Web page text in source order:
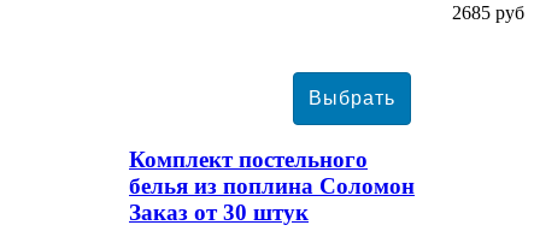
2685 руб
Комплект постельного
белья из поплина Соломон
Заказ от 30 штук